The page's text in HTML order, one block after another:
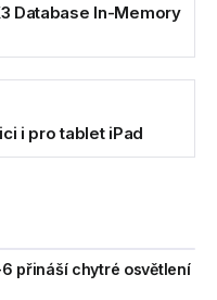
Database In-Memory
i pro tablet iPad
přináší chytré osvětlení